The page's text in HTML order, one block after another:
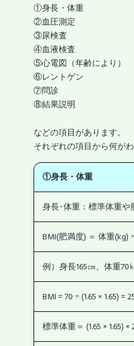
①身長・体重
②血圧測定
③尿検査
④血液検査
⑤心電図（年齢により）
⑥レントゲン
⑦問診
⑧結果説明
などの項目があります。
それぞれの項目から何が
①身長・体重
身長･体重：標準体重や
BMI(肥満度) ＝ 体重(kg)
例）身長165㎝、体重70
BMI = 70 ÷ (1.65 × 1.65) =
標準体重＝ (1.65 × 1.65) ×